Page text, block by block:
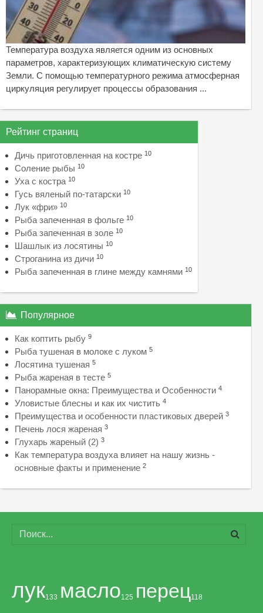
Температура воздуха является одним из основных
параметров, характеризующих климатическую систему
Земли. С помощью температурного режима атмосферная
циркуляция регулирует процессы образования ...
Рейтинг страниц
Дичь приготовленная на костре 10
Соление рыбы 10
Уха с костра 10
Гусь вяленый по-татарски 10
Лук «фри» 10
Рыба запеченная в фольге 10
Рыба запеченная в золе 10
Шашлык из лосятины 10
Строганина из дичи 10
Рыба запеченная в глине между камнями 10
Популярное
Как коптить рыбу 9
Рыба тушеная в молоке с луком 5
Лосятина тушеная 5
Рыба жареная в тесте 5
Панорамные окна: Преимущества и Особенности 4
Уловистые блесны и как их чистить 4
Преимущества и особенности пластиковых дверей 3
Печень лося жареная 3
Глухарь жареный (2) 3
Как температура воздуха влияет на нашу жизнь -
основные факты и применение 2
лук133 масло125 перец118